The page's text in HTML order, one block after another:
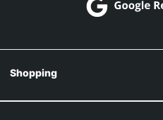
Shopping